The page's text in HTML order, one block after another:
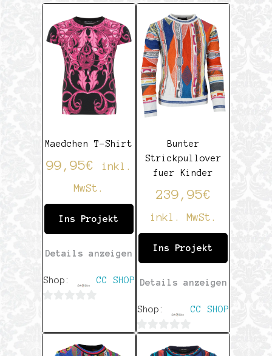
Maedchen T-Shirt
99,95€
inkl.
MwSt.
Ins Projekt
Details anzeigen
Shop: CC SHOP
Bunter
Strickpullover
fuer Kinder
239,95€
inkl. MwSt.
Ins Projekt
Details anzeigen
Shop: CC SHOP
von